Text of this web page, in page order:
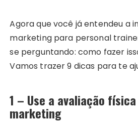
Agora que você já entendeu a
marketing para personal
se perguntando: como fazer
Vamos trazer 9 dicas para te
1 – Use a avaliação
marketing